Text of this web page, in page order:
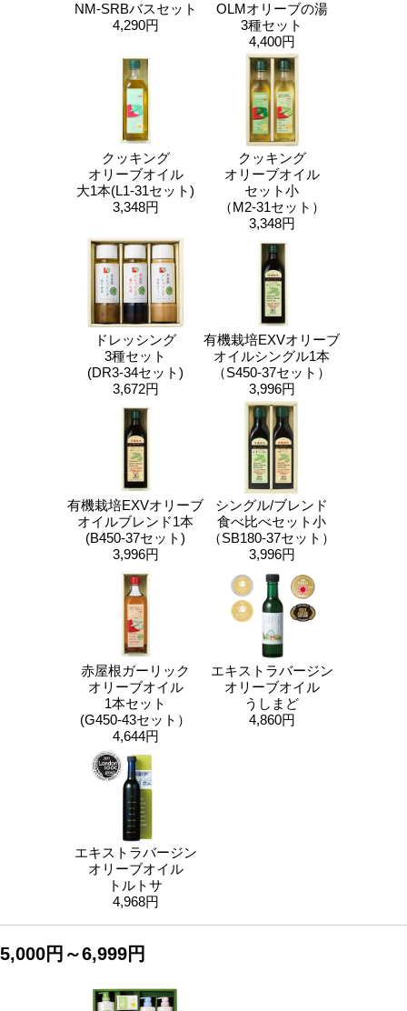
NM-SRBバスセット
4,290円
OLMオリーブの湯
3種セット
4,400円
クッキング
オリーブオイル
大1本(L1-31セット)
3,348円
クッキング
オリーブオイル
セット小
（M2-31セット）
3,348円
ドレッシング
3種セット
(DR3-34セット)
3,672円
有機栽培EXVオリーブ
オイルシングル1本
（S450-37セット）
3,996円
有機栽培EXVオリーブ
オイルブレンド1本
(B450-37セット)
3,996円
シングル/ブレンド
食べ比べセット小
（SB180-37セット）
3,996円
赤屋根ガーリック
オリーブオイル
1本セット
(G450-43セット）
4,644円
エキストラバージン
オリーブオイル
うしまど
4,860円
エキストラバージン
オリーブオイル
トルトサ
4,968円
5,000円～6,999円